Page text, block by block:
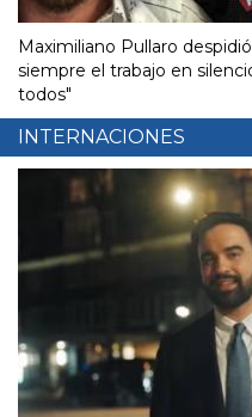
Maximiliano Pullaro
siempre el trabajo en
todos"
INTERNACIONES